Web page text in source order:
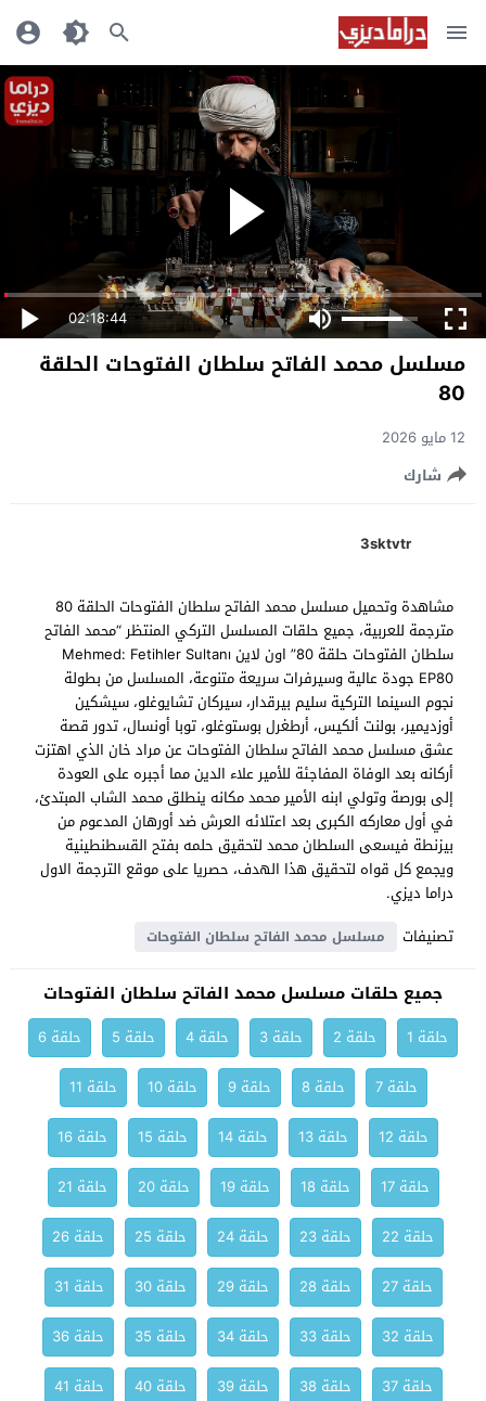
02:18:44
مسلسل محمد الفاتح سلطان الفتوحات الحلقة
80
12 مايو 2026
شارك
3sktvtr
مشاهدة وتحميل مسلسل محمد الفاتح سلطان الفتوحات الحلقة 80
مترجمة للعربية، جميع حلقات المسلسل التركي المنتظر “محمد الفاتح
سلطان الفتوحات حلقة 80” اون لاين Mehmed: Fetihler Sultanı
EP80 جودة عالية وسيرفرات سريعة متنوعة، المسلسل من بطولة
نجوم السينما التركية سليم بيرقدار، سيركان تشايوغلو، سيشكين
أوزديمير، بولنت ألكيس، أرطغرل بوستوغلو، توبا أونسال، تدور قصة
عشق مسلسل محمد الفاتح سلطان الفتوحات عن مراد خان الذي اهتزت
أركانه بعد الوفاة المفاجئة للأمير علاء الدين مما أجبره على العودة
إلى بورصة وتولي ابنه الأمير محمد مكانه ينطلق محمد الشاب المبتدئ،
في أول معاركه الكبرى بعد اعتلائه العرش ضد أورهان المدعوم من
بيزنطة فيسعى السلطان محمد لتحقيق حلمه بفتح القسطنطينية
ويجمع كل قواه لتحقيق هذا الهدف، حصريا على موقع الترجمة الاول
دراما ديزي.
تصنيفات
مسلسل محمد الفاتح سلطان الفتوحات
جميع حلقات مسلسل محمد الفاتح سلطان الفتوحات
حلقة 1 حلقة 2 حلقة 3 حلقة 4 حلقة 5
حلقة 6
حلقة 7
حلقة 8 حلقة 9 حلقة 10
حلقة 11
حلقة 12
حلقة 13 حلقة 14 حلقة 15
حلقة 16
حلقة 17
حلقة 18 حلقة 19 حلقة 20
حلقة 21
حلقة 22
حلقة 23 حلقة 24 حلقة 25
حلقة 26
حلقة 27
حلقة 28 حلقة 29 حلقة 30
حلقة 31
حلقة 32
حلقة 33 حلقة 34 حلقة 35
حلقة 36
حلقة 37
حلقة 38 حلقة 39 حلقة 40
حلقة 41